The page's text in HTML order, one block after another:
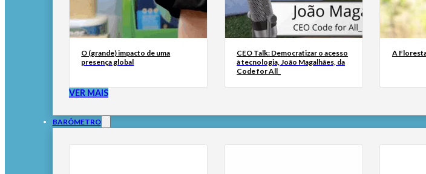
O (grande) impacto de uma
presença global
CEO Talk: Democratizar o acesso
à tecnologia, João Magalhães, da
Code for All_
A
VER MAIS
BARÓMETRO